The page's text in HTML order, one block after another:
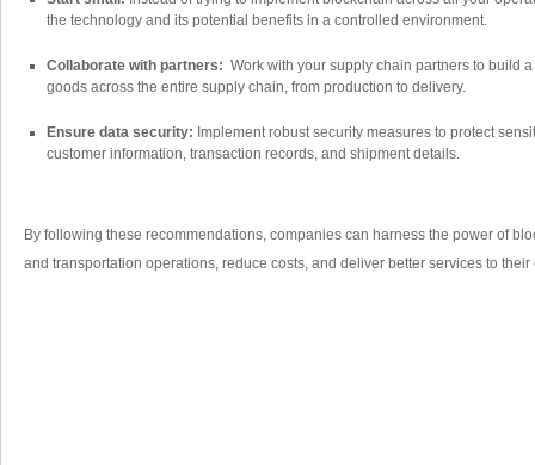
the‌ technology and its potential benefits in ​a​ controlled environment.
Collaborate ⁤with⁤ partners:
Work with your supply chain partners ⁢to build
goods across the entire supply chain, from production‌ to delivery.
Ensure data security: Implement robust security measures to protect
customer information, transaction ⁣records, ⁤and shipment details.
By following these⁢ recommendations, companies can harness the ⁤power of
and​ transportation ⁢operations, reduce‌ costs, and deliver better services to​ their